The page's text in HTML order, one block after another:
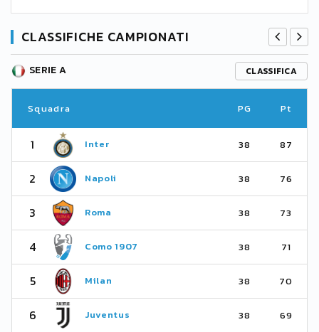
CLASSIFICHE CAMPIONATI
SERIE A CLASSIFICA
Squadra PG Pt
1 Inter 38 87
2 Napoli 38 76
3 Roma 38 73
4 Como 1907 38 71
5 Milan 38 70
6 Juventus 38 69